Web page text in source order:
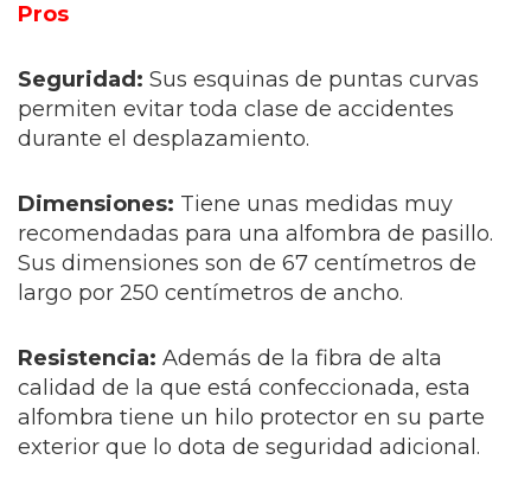
Pros
Seguridad: Sus esquinas de puntas curvas
permiten evitar toda clase de accidentes
durante el desplazamiento.
Dimensiones: Tiene unas medidas muy
recomendadas para una alfombra de pasillo.
Sus dimensiones son de 67 centímetros de
largo por 250 centímetros de ancho.
Resistencia: Además de la fibra de alta
calidad de la que está confeccionada, esta
alfombra tiene un hilo protector en su parte
exterior que lo dota de seguridad adicional.